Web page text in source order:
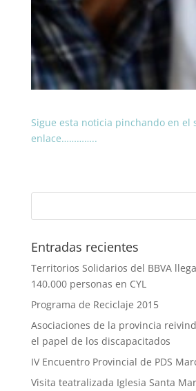
Sigue esta noticia pinchando en el
enlace…………..
Entradas recientes
Territorios Solidarios del BBVA
140.000 personas en CYL
Programa de Reciclaje 2015
Asociaciones de la provincia
el papel de los discapacitados
IV Encuentro Provincial de PDS
Visita teatralizada Iglesia Santa